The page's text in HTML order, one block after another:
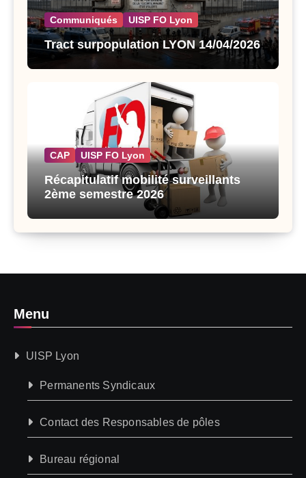
Communiqués UISP FO Lyon
Tract surpopulation LYON 14/04/2026
CAP UISP FO Lyon
Récapitulatif mobilité surveillants
2ème semestre 2026
Menu
UISP Lyon
Permanents Syndicaux
Contact des Responsables de pôles
Bureau régional